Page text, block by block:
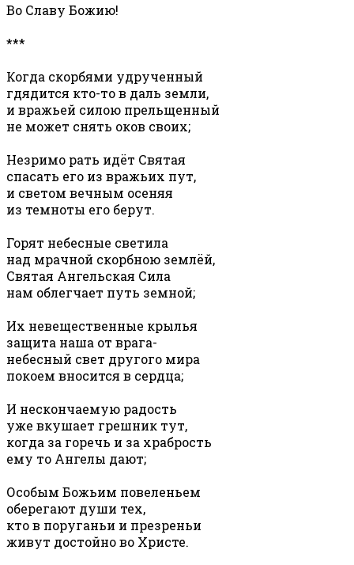
Во Славу Божию!
***
Когда скорбями удрученный
гдядится кто-то в даль земли,
и вражьей силою прельщенный
не может снять оков своих;
Незримо рать идёт Святая
спасать его из вражьих пут,
и светом вечным осеняя
из темноты его берут.
Горят небесные светила
над мрачной скорбною землёй,
Святая Ангельская Сила
нам облегчает путь земной;
Их невещественные крылья
защита наша от врага-
небесный свет другого мира
покоем вносится в сердца;
И нескончаемую радость
уже вкушает грешник тут,
когда за горечь и за храбрость
ему то Ангелы дают;
Особым Божьим повеленьем
оберегают души тех,
кто в поруганьи и презреньи
живут достойно во Христе.